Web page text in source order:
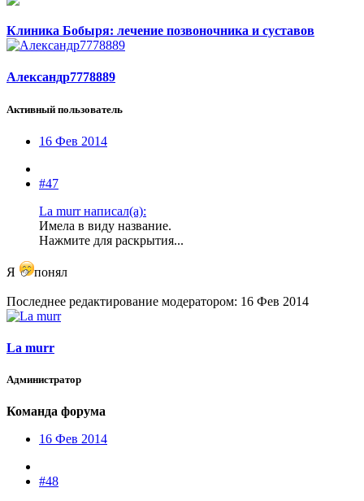
Клиника Бобыря: лечение позвоночника и суставов
Александр7778889
Активный пользователь
16 Фев 2014
#47
La murr написал(а):
Имела в виду название.
Нажмите для раскрытия...
Я понял
Последнее редактирование модератором: 16 Фев 2014
La murr
Администратор
Команда форума
16 Фев 2014
#48